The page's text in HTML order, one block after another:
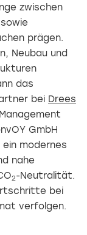
zwischen
prägen.
Neubau und
das
bei Drees
GmbH
modernes
nahe
2-Neutralität.
bei
verfolgen.